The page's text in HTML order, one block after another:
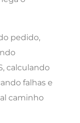
pedido,
calculando
falhas e
caminho